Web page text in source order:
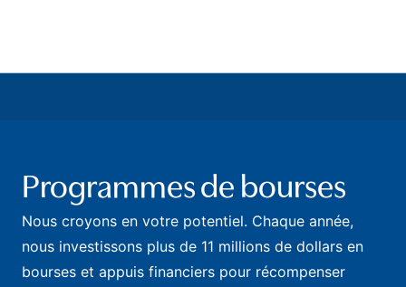
Programmes de bourses
Nous croyons en votre potentiel. Chaque année,
nous investissons plus de 11 millions de dollars en
bourses et appuis financiers pour récompenser